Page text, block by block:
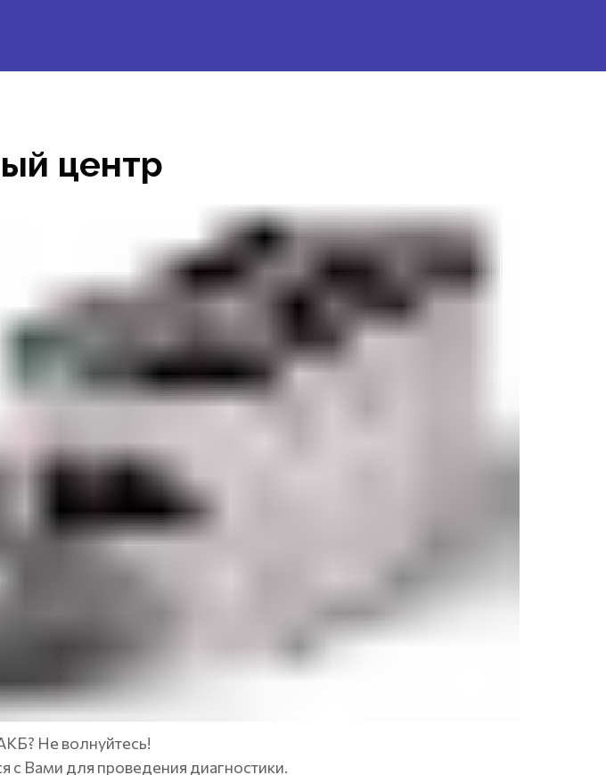
центр
Не волнуйтесь!
с Вами для проведения диагностики.